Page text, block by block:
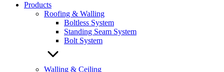
Products
Roofing & Walling
Boltless System
Standing Seam System
Bolt System
Walling & Ceiling